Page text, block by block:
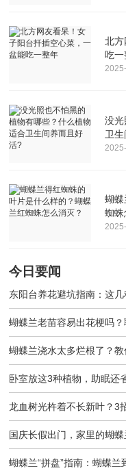
北
吃
没
卫
蝴
蜘蛛
今日要闻
东阳台养花避坑指南：这
蝴蝶兰老苗容易出花梗吗
蝴蝶兰浇水太多烂根了？
卧室放这3种植物，助眠还
龙血树光杵着不长新叶？3
国庆长假出门，家里的蝴
蝴蝶兰“拼盘”指南：蝴蝶